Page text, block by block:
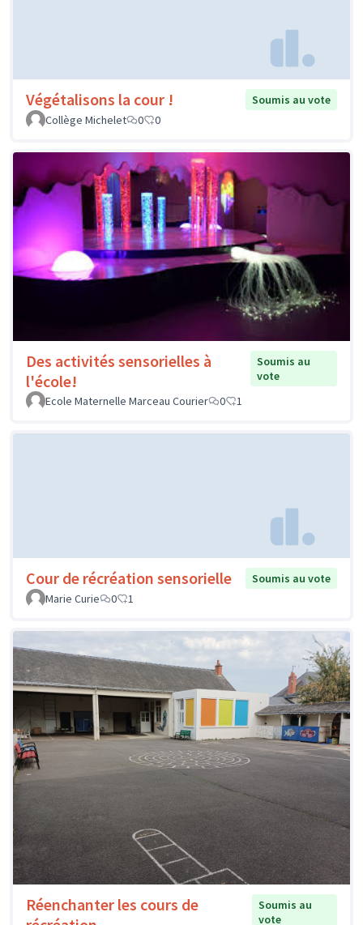
Végétalisons la cour !
Soumis au vote
Collège Michelet
0 0
Des activités sensorielles à
l'école!
Soumis au
vote
Ecole Maternelle Marceau Courier
0 1
Cour de récréation sensorielle
Soumis au vote
Marie Curie
0 1
Réenchanter les cours de
Soumis au
vote